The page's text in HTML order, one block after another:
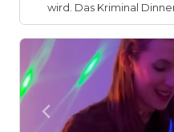
wird. Das Kriminal